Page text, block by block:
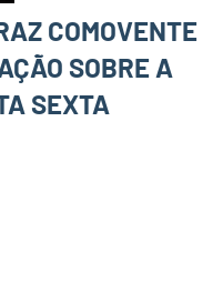
COMOVENTE
SOBRE A
SEXTA